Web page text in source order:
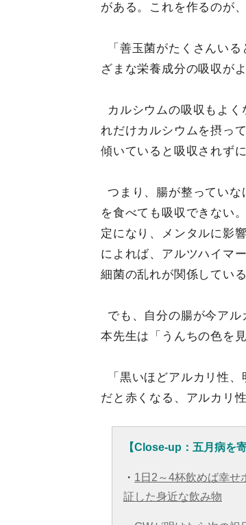
がある。これを作るのが
「善玉菌がたくさんい
ざまな栄養成分の吸収が
カルシウムの吸収もよ
れだけカルシウムを摂っ
傾いていると吸収されず
つまり、腸が整ってい
を食べても吸収できない
定になり、メンタルに影
によれば、アルツハイマ
細菌の乱れが関係してい
でも、自分の腸が今ア
本先生は「うんちの色を
「黒いほどアルカリ性
だと赤くなる、アルカリ
【Close-up：五月病を
・ 1日2～4杯飲めば幸
証した身近な飲み物